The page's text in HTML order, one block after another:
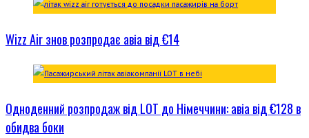
Wizz Air знов розпродає авіа від €14
Одноденний розпродаж від LOT до Німеччини: авіа від €128 в
обидва боки